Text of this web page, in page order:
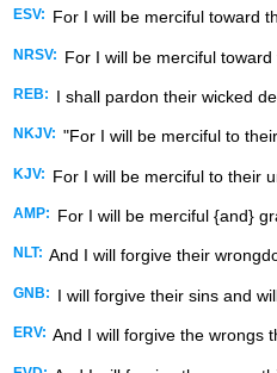
ESV: For I will be merciful toward
NRSV: For I will be merciful
REB: I shall pardon their wicked
NKJV: "For I will be merciful to
KJV: For I will be merciful to their
AMP: For I will be merciful {and}
NLT: And I will forgive their
GNB: I will forgive their sins and
ERV: And I will forgive the wrongs